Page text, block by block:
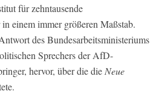
für zehntausende
einem immer größeren Maßstab.
des Bundesarbeitsministeriums
Sprechers der AfD-
hervor, über die dieNeue